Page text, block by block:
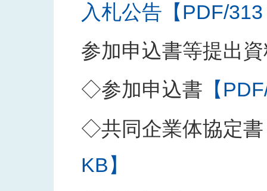
入札公告【PDF/
参加申込書等提出
◇参加申込書 【
◇共同企業体協定書
KB】